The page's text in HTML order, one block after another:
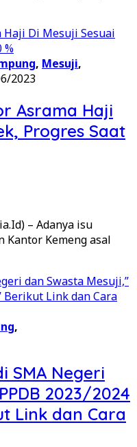
, Mesuji,
2023
Asrama Haji
Progres Saat
– Adanya isu
Kantor Kemeng asal
,
SMA Negeri
2023/2024
Link dan Cara